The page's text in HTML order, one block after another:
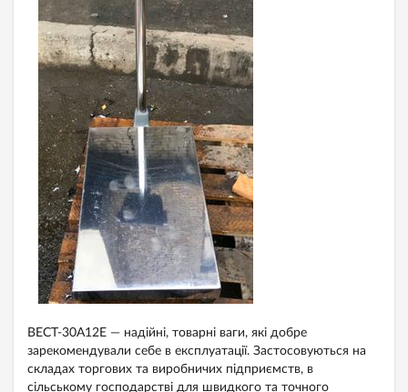
ВЕСТ-30А12Е — надійні, товарні ваги, які добре
зарекомендували себе в експлуатації. Застосовуються на
складах торгових та виробничих підприємств, в
сільському господарстві для швидкого та точного